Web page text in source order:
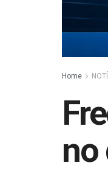
Home
no